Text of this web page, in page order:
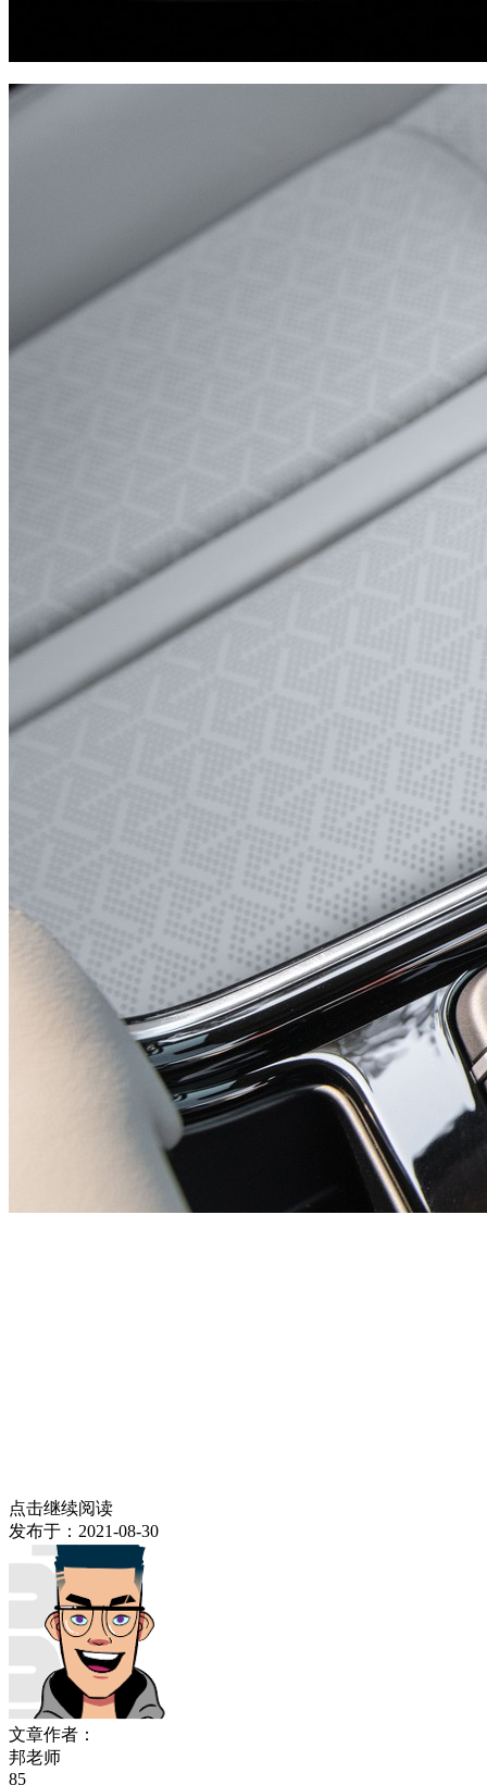
点击继续阅读
发布于： 2021-08-30
文章作者：
邦老师
85